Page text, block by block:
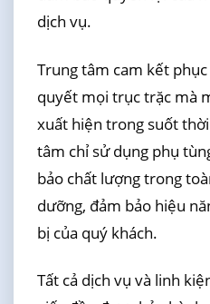
dịch vụ.
Trung tâm cam kết
quyết mọi trục trặc mà
xuất hiện trong suốt
tâm chỉ sử dụng phụ
bảo chất lượng trong
dưỡng, đảm bảo hiệu
bị của quý khách.
Tất cả dịch vụ và linh